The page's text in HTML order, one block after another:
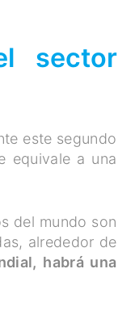
sector
este segundo
equivale a una
del mundo son
alrededor de
habrá una